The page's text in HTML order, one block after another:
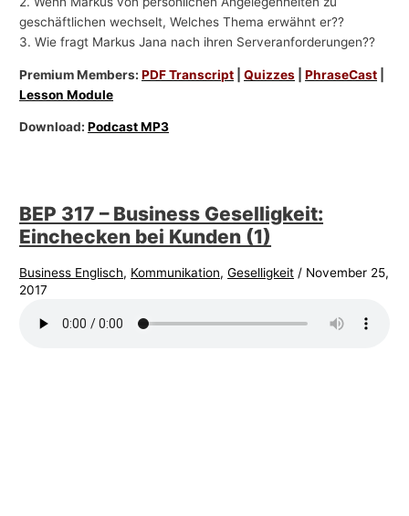
geschäftlichen wechselt, Welches Thema erwähnt er??
3. Wie fragt Markus Jana nach ihren Serveranforderungen??
Premium Members:PDF Transcript |Quizzes |PhraseCast
Lesson Module
Download:Podcast MP3
BEP 317 – Business Geselligkeit:
Einchecken bei Kunden (1)
Business Englisch, Kommunikation,Geselligkeit / November 25,
2017